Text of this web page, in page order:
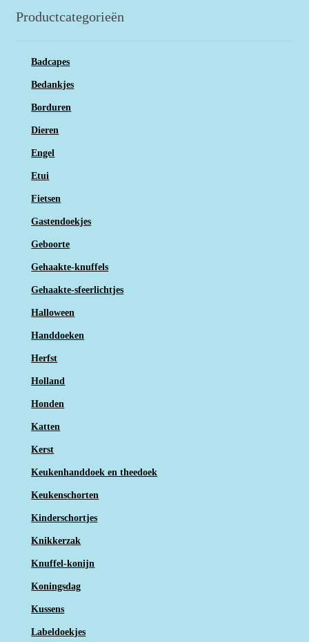
Productcategorieën
Badcapes
Bedankjes
Borduren
Dieren
Engel
Etui
Fietsen
Gastendoekjes
Geboorte
Gehaakte-knuffels
Gehaakte-sfeerlichtjes
Halloween
Handdoeken
Herfst
Holland
Honden
Katten
Kerst
Keukenhanddoek en theedoek
Keukenschorten
Kinderschortjes
Knikkerzak
Knuffel-konijn
Koningsdag
Kussens
Labeldoekjes